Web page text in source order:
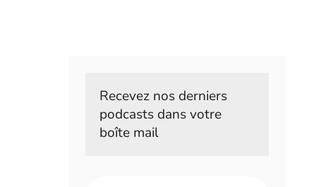
Recevez nos derniers
podcasts dans votre
boîte mail